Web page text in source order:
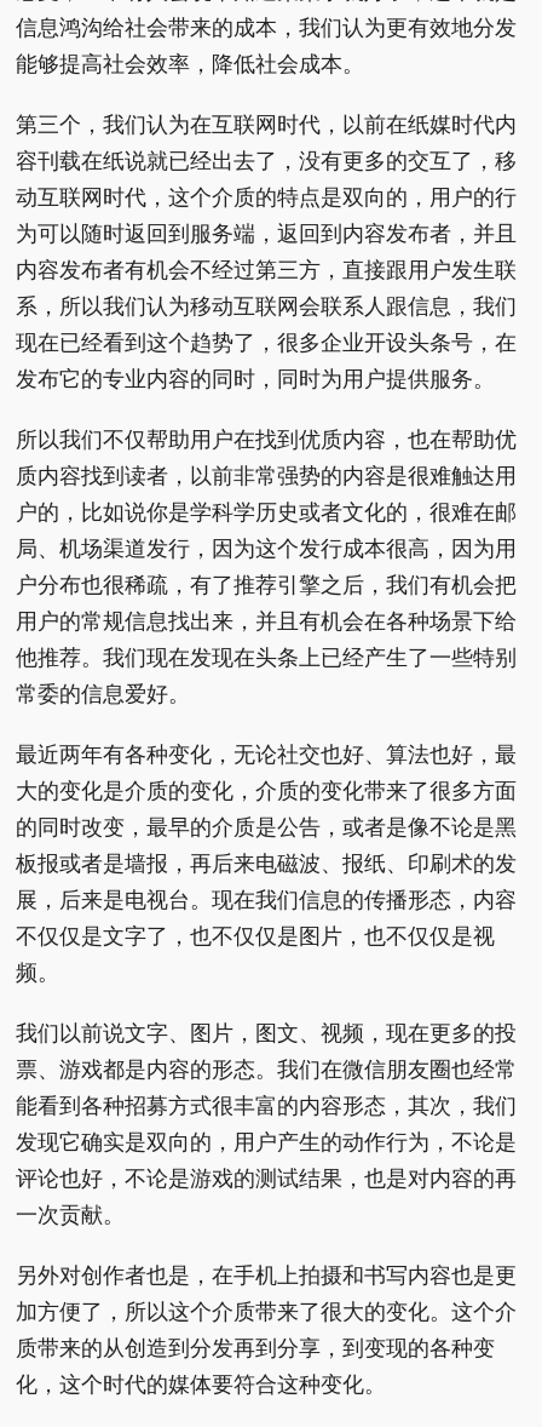
信息鸿沟给社会带来的成本，我们认为更有效地分发
能够提高社会效率，降低社会成本。
第三个，我们认为在互联网时代，以前在纸媒时代内
容刊载在纸说就已经出去了，没有更多的交互了，移
动互联网时代，这个介质的特点是双向的，用户的行
为可以随时返回到服务端，返回到内容发布者，并且
内容发布者有机会不经过第三方，直接跟用户发生联
系，所以我们认为移动互联网会联系人跟信息，我们
现在已经看到这个趋势了，很多企业开设头条号，在
发布它的专业内容的同时，同时为用户提供服务。
所以我们不仅帮助用户在找到优质内容，也在帮助优
质内容找到读者，以前非常强势的内容是很难触达用
户的，比如说你是学科学历史或者文化的，很难在邮
局、机场渠道发行，因为这个发行成本很高，因为用
户分布也很稀疏，有了推荐引擎之后，我们有机会把
用户的常规信息找出来，并且有机会在各种场景下给
他推荐。我们现在发现在头条上已经产生了一些特别
常委的信息爱好。
最近两年有各种变化，无论社交也好、算法也好，最
大的变化是介质的变化，介质的变化带来了很多方面
的同时改变，最早的介质是公告，或者是像不论是黑
板报或者是墙报，再后来电磁波、报纸、印刷术的发
展，后来是电视台。现在我们信息的传播形态，内容
不仅仅是文字了，也不仅仅是图片，也不仅仅是视
频。
我们以前说文字、图片，图文、视频，现在更多的投
票、游戏都是内容的形态。我们在微信朋友圈也经常
能看到各种招募方式很丰富的内容形态，其次，我们
发现它确实是双向的，用户产生的动作行为，不论是
评论也好，不论是游戏的测试结果，也是对内容的再
一次贡献。
另外对创作者也是，在手机上拍摄和书写内容也是更
加方便了，所以这个介质带来了很大的变化。这个介
质带来的从创造到分发再到分享，到变现的各种变
化，这个时代的媒体要符合这种变化。